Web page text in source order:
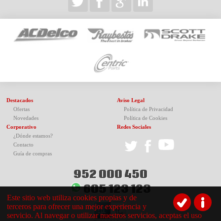
Destacados
Ofertas
Novedades
Corporativo
¿Dónde estamos?
Contacto
Guía de compras
Aviso Legal
Política de Privacidad
Política de Cookies
Redes Sociales
952 000 450
605 123 123
Este sitio web utiliza cookies propias y de
terceros para ofrecer una mejor experiencia y
servicio. Al navegar o utilizar nuestros servicios, aceptas el uso